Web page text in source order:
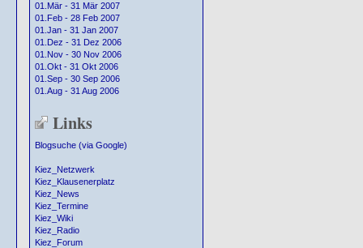
01.Mär - 31 Mär 2007
01.Feb - 28 Feb 2007
01.Jan - 31 Jan 2007
01.Dez - 31 Dez 2006
01.Nov - 30 Nov 2006
01.Okt - 31 Okt 2006
01.Sep - 30 Sep 2006
01.Aug - 31 Aug 2006
Links
Blogsuche (via Google)
Kiez_Netzwerk
Kiez_Klausenerplatz
Kiez_News
Kiez_Termine
Kiez_Wiki
Kiez_Radio
Kiez_Forum